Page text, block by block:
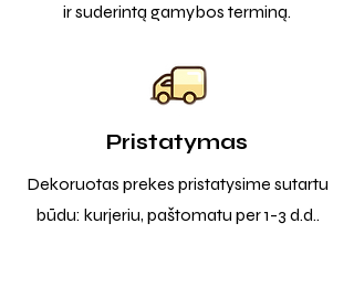
ir suderintą gamybos terminą.
Pristatymas
Dekoruotas prekes pristatysime sutartu
būdu: kurjeriu, paštomatu per 1-3 d.d..